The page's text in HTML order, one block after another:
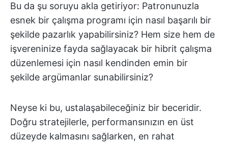
Bu da şu soruyu akla getiriyor: Patronunuzla
esnek bir çalışma programı için nasıl başarılı bir
şekilde pazarlık yapabilirsiniz? Hem size hem de
işvereninize fayda sağlayacak bir hibrit çalışma
düzenlemesi için nasıl kendinden emin bir
şekilde argümanlar sunabilirsiniz?
Neyse ki bu, ustalaşabileceğiniz bir beceridir.
Doğru stratejilerle, performansınızın en üst
düzeyde kalmasını sağlarken, en rahat